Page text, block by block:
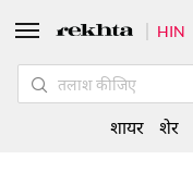
HIN
शायर शेर